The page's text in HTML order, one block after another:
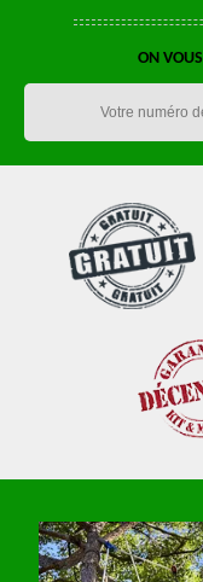
ON